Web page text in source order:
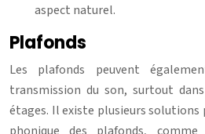
aspect naturel.
Plafonds
Les plafonds peuvent
transmission du son, surtout
étages. Il existe plusieurs